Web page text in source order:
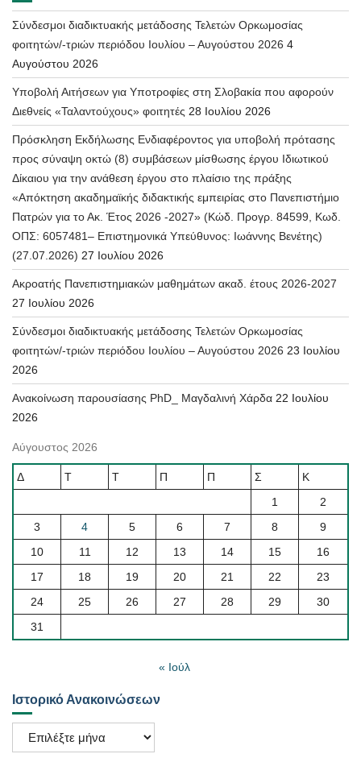
Σύνδεσμοι διαδικτυακής μετάδοσης Τελετών Ορκωμοσίας
φοιτητών/-τριών περιόδου Ιουλίου – Αυγούστου 2026 4
Αυγούστου 2026
Υποβολή Αιτήσεων για Υποτροφίες στη Σλοβακία που αφορούν
Διεθνείς «Ταλαντούχους» φοιτητές 28 Ιουλίου 2026
Πρόσκληση Εκδήλωσης Ενδιαφέροντος για υποβολή πρότασης
προς σύναψη οκτώ (8) συμβάσεων μίσθωσης έργου Ιδιωτικού
Δίκαιου για την ανάθεση έργου στο πλαίσιο της πράξης
«Απόκτηση ακαδημαϊκής διδακτικής εμπειρίας στο Πανεπιστήμιο
Πατρών για το Ακ. Έτος 2026 -2027» (Κώδ. Προγρ. 84599, Κωδ.
ΟΠΣ: 6057481– Επιστημονικά Υπεύθυνος: Ιωάννης Βενέτης)
(27.07.2026) 27 Ιουλίου 2026
Ακροατής Πανεπιστημιακών μαθημάτων ακαδ. έτους 2026-2027
27 Ιουλίου 2026
Σύνδεσμοι διαδικτυακής μετάδοσης Τελετών Ορκωμοσίας
φοιτητών/-τριών περιόδου Ιουλίου – Αυγούστου 2026 23 Ιουλίου
2026
Ανακοίνωση παρουσίασης PhD_ Μαγδαλινή Χάρδα 22 Ιουλίου
2026
Αύγουστος 2026
Δ Τ Τ Π Π Σ
Κ
1
2
3
4 5 6 7 8
9
10
11 12 13 14 15
16
17
18 19 20 21 22
23
24
25 26 27 28 29
30
31
« Ιούλ
Ιστορικό Ανακοινώσεων
Ιστορικό
Ανακοινώσεων